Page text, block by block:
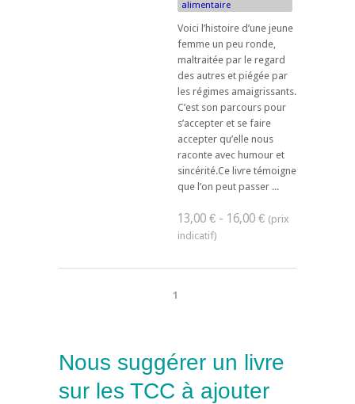
alimentaire
Voici l’histoire d’une jeune
femme un peu ronde,
maltraitée par le regard
des autres et piégée par
les régimes amaigrissants.
C’est son parcours pour
s’accepter et se faire
accepter qu’elle nous
raconte avec humour et
sincérité.Ce livre témoigne
que l’on peut passer ...
13,00 € - 16,00 €
1
Nous suggérer un livre
sur les TCC à ajouter